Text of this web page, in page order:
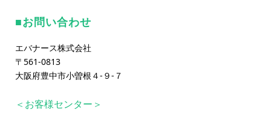
お問い合わせ
エバナース株式会社
〒561-0813
大阪府豊中市小曽根４-９-７
＜お客様センター＞